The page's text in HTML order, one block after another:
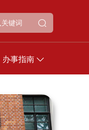
办事指南